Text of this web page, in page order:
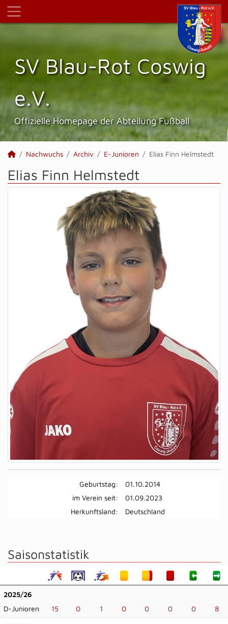
SV Blau-Rot Coswig
e.V.
Offizielle Homepage der Abteilung Fußball
Nachwuchs Archiv E-Junioren Elias Finn Helmstedt
Elias Finn Helmstedt
Geburtstag:
01.10.2014
im Verein seit:
01.09.2023
Herkunftsland:
Deutschland
Saisonstatistik
2025/26
D-Junioren
15 0 1 0 0 0 0 8